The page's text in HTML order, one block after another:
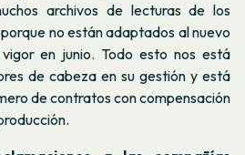
archivos de lecturas de los
no están adaptados al nuevo
en junio. Todo esto nos está
de cabeza en su gestión y está
de contratos con compensación